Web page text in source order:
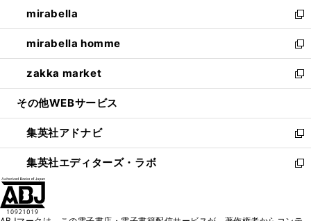
く
で
開
く
ド
ウ
で
開
く
ィ
ン
ド
ウ
で
開
い
ウ
ィ
ン
ド
ウ
開
く
mirabella
新
し
い
ウ
ィ
ン
ウ
で
開
く
mirabella homme
新
し
い
ウ
ン
ド
ウ
で
zakka market
新
し
ウ
ィ
ン
ド
その他WEBサービス
集英社アドナビ
新
し
い
集英社エディターズ・ラボ
新